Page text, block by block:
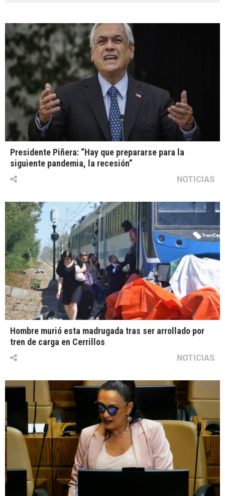
Presidente Piñera: “Hay que prepararse para la
siguiente pandemia, la recesión”
NOTICIAS
Hombre murió esta madrugada tras ser arrollado por
tren de carga en Cerrillos
NOTICIAS